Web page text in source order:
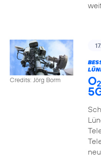
Credits: Jörg Borm O2